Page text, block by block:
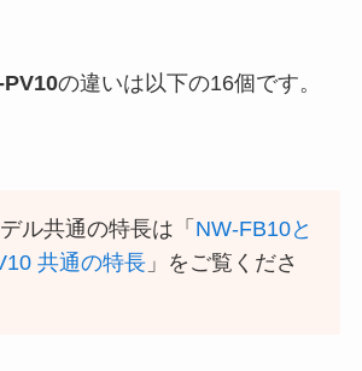
PV10の違いは以下の16個です。
ル共通の特長は「 NW-FB10と
共通の特長 」をご覧くださ